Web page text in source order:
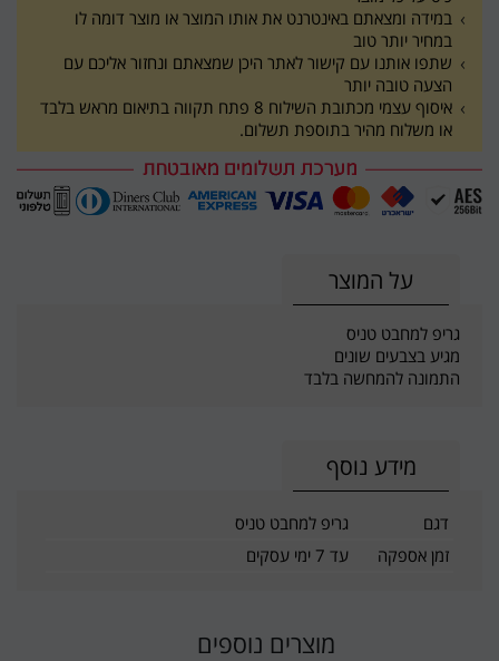
במידה ומצאתם באינטרנט את אותו המוצר או מוצר דומה לו
במחיר יותר טוב
שתפו אותנו עם קישור לאתר היכן שמצאתם ונחזור אליכם עם
הצעה טובה יותר
איסוף עצמי מכתובת השילוח 8 פתח תקווה בתיאום מראש בלבד
או משלוח מהיר בתוספת תשלום.
על המוצר
גריפ למחבט טניס
מגיע בצבעים שונים
התמונה להמחשה בלבד
מידע נוסף
דגם
גריפ למחבט טניס
זמן אספקה
עד 7 ימי עסקים
מוצרים נוספים